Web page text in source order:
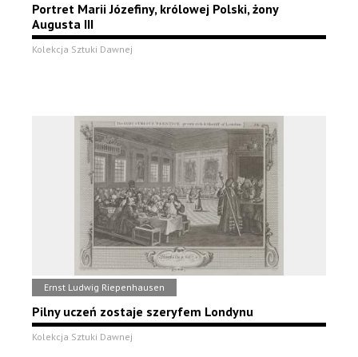
Portret Marii Józefiny, królowej Polski, żony
Augusta III
Kolekcja Sztuki Dawnej
Ernst Ludwig Riepenhausen
Pilny uczeń zostaje szeryfem Londynu
Kolekcja Sztuki Dawnej